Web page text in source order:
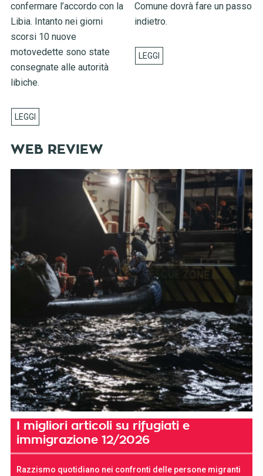
confermare l’accordo con la
Libia. Intanto nei giorni
scorsi 10 nuove
motovedette sono state
consegnate alle autorità
libiche.
Comune dovrà fare un passo
indietro.
WEB REVIEW
I migliori articoli su rifugiati e
immigrazione 12/2026
Razzismo quotidiano nei confronti delle persone migranti